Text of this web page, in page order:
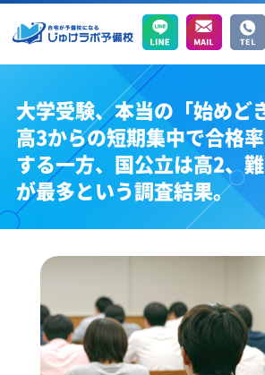
大学受験、本当の「始めど
高3からの短期集中で合格
する一方、国公立は高2、
が最多という調査結果。